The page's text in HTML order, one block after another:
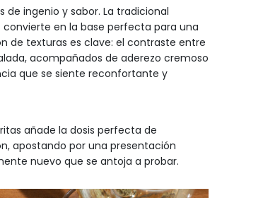
de ingenio y sabor. La tradicional
en la base perfecta para una
de texturas es clave: el contraste entre
acompañados de aderezo cremoso
que se siente reconfortante y
añade la dosis perfecta de
apostando por una presentación
nuevo que se antoja a probar.